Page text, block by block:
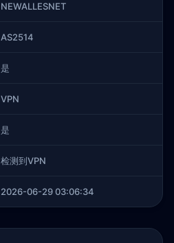
NEWALLESNET
AS2514
是
VPN
是
检测到VPN
2026-06-29 03:06:34